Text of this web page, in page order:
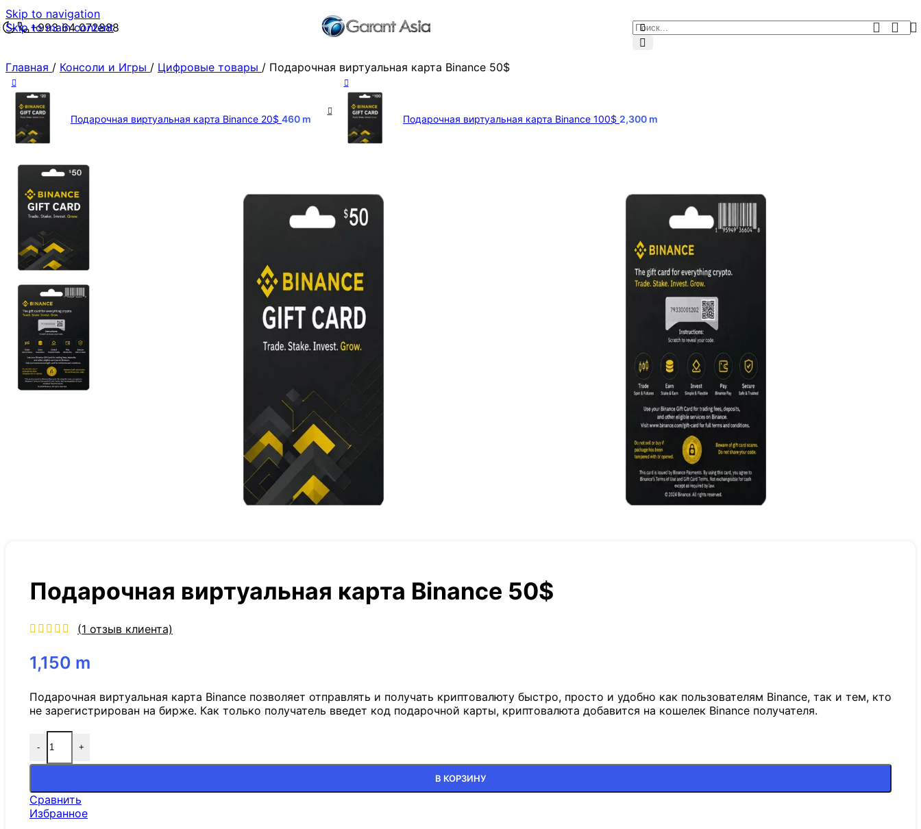
Skip to navigation
Skip to main content
+993 64 072888
Главная / Консоли и Игры / Цифровые товары / Подарочная виртуальная карта Binance 50$
Подарочная виртуальная карта Binance 20$ 460 m Подарочная виртуальная карта Binance 100$ 2,300 m
Подарочная виртуальная карта Binance 50$
(1 отзыв клиента)
1,150 m
Подарочная виртуальная карта Binance позволяет отправлять и получать криптовалюту быстро, просто и удобно как пользователям Binance, так и тем, кто
не зарегистрирован на бирже. Как только получатель введет код подарочной карты, криптовалюта добавится на кошелек Binance получателя.
- +
В КОРЗИНУ
Сравнить
Избранное